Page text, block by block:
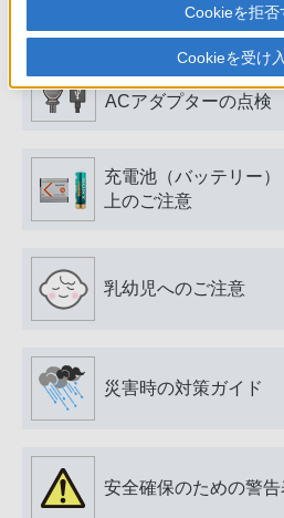
電源プラグ・コード
ACアダプターの点検
充電池（バッテリー
上のご注意
乳幼児へのご注意
災害時の対策ガイド
安全確保のための警
Cookieを拒否
Cookieを受け